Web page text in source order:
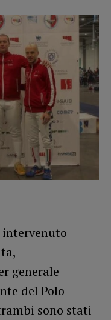
generale
del Polo
sono stati